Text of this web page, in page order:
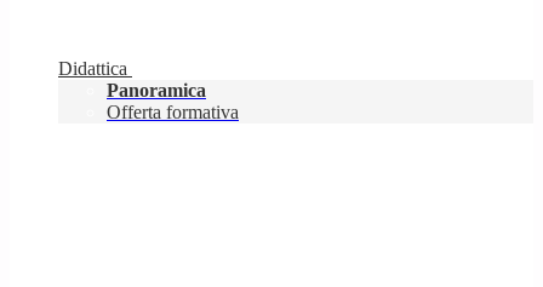
Didattica
Panoramica
Offerta formativa